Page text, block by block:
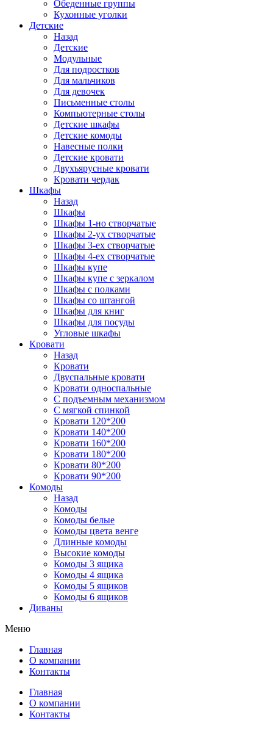
Обеденные группы
Кухонные уголки
Детские
Назад
Детские
Модульные
Для подростков
Для мальчиков
Для девочек
Письменные столы
Компьютерные столы
Детские шкафы
Детские комоды
Навесные полки
Детские кровати
Двухъярусные кровати
Кровати чердак
Шкафы
Назад
Шкафы
Шкафы 1-но створчатые
Шкафы 2-ух створчатые
Шкафы 3-ех створчатые
Шкафы 4-ех створчатые
Шкафы купе
Шкафы купе с зеркалом
Шкафы с полками
Шкафы со штангой
Шкафы для книг
Шкафы для посуды
Угловые шкафы
Кровати
Назад
Кровати
Двуспальные кровати
Кровати односпальные
С подъемным механизмом
С мягкой спинкой
Кровати 120*200
Кровати 140*200
Кровати 160*200
Кровати 180*200
Кровати 80*200
Кровати 90*200
Комоды
Назад
Комоды
Комоды белые
Комоды цвета венге
Длинные комоды
Высокие комоды
Комоды 3 ящика
Комоды 4 ящика
Комоды 5 ящиков
Комоды 6 ящиков
Диваны
Меню
Главная
О компании
Контакты
Главная
О компании
Контакты